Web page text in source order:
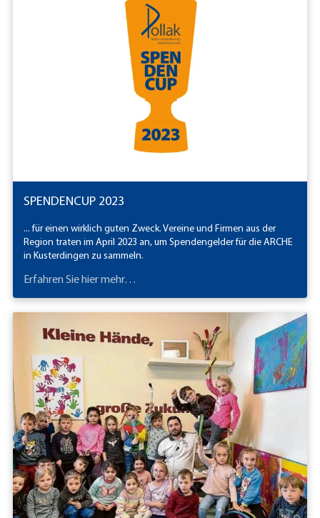
SPENDENCUP 2023
... für einen wirklich guten Zweck. Vereine und Firmen aus der
Region traten im April 2023 an, um Spendengelder für die ARCHE
in Kusterdingen zu sammeln.
Erfahren Sie hier mehr…